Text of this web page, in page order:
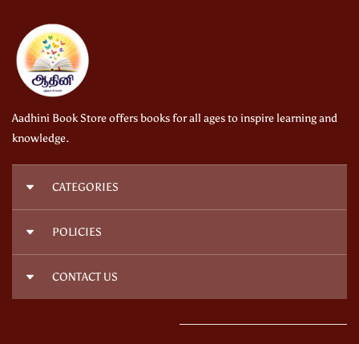
Aadhini Book Store offers books for all ages to inspire learning and
knowledge.
CATEGORIES
அறிவியல் | Science
குழந்தைகள் | Kids Books
ஆரோக்கியம் | Health
இதழ்கள் | Magazines
POLICIES
Shipping Policy
CONTACT US